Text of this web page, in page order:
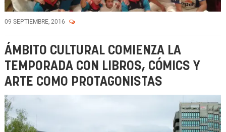
09 SEPTIEMBRE, 2016
ÁMBITO CULTURAL COMIENZA LA
TEMPORADA CON LIBROS, CÓMICS Y
ARTE COMO PROTAGONISTAS